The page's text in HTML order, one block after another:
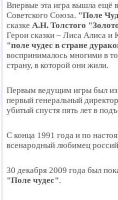
Впервые эта игра вышла ещё
Советского Союза. "Поле
сказке А.Н. Толстого
Герои сказки – Лиса Алиса и
"поле чудес в стране
воспринималось многими в
страну, в которой они жили.
Первым ведущим игры был
первый генеральный
убитый спустя пять лет в
С конца 1991 года и по
всенародный любимец
30 декабря 2009 года был
"Поле чудес".